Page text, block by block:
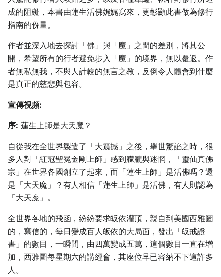
成的阻礙，本書由蓮生活佛娓娓寫來，更彰顯此書做為修行
指南的份量。
作者並深入地去探討「佛」與「魔」之間的差別，將其公
開，希望所有的行者避免步入「魔」的境界，無以覆返。作
者無私無我，不與人計較的無言之教，反倒令人體會到什麼
是真正的慈悲與包容。
宣傳視頻:
序: 蓮生上師是大天魔？
自從我在全世界製造了「大震撼」之後，舉世驚諂之時，很
多人對「紅冠聖冕金剛上師」感到朦朧與迷惘，「靈仙真佛
宗」在世界各國創立了起來，而「蓮生上師」是活佛嗎？還
是「大天魔」？有人相信「蓮生上師」是活佛，有人則認為
「大天魔」。
全世界各地的飛函，紛紛要求皈依灌頂，親自到美國西雅圖
的，寫信的，每日變成百人皈依的大局面，發出「皈戒證
書」的數目，一瞬間，由四萬變成五萬，這個數目一直在增
加，西雅圖每星期六的講經會，其座位早已容納不下這許多
人。